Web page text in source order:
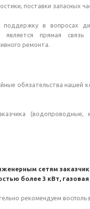
поставки запасных
в вопросах
является прямая
ремонта.
обязательства нашей
(водопроводные,
сетям
более 3 кВт, газовая
рекомендуем